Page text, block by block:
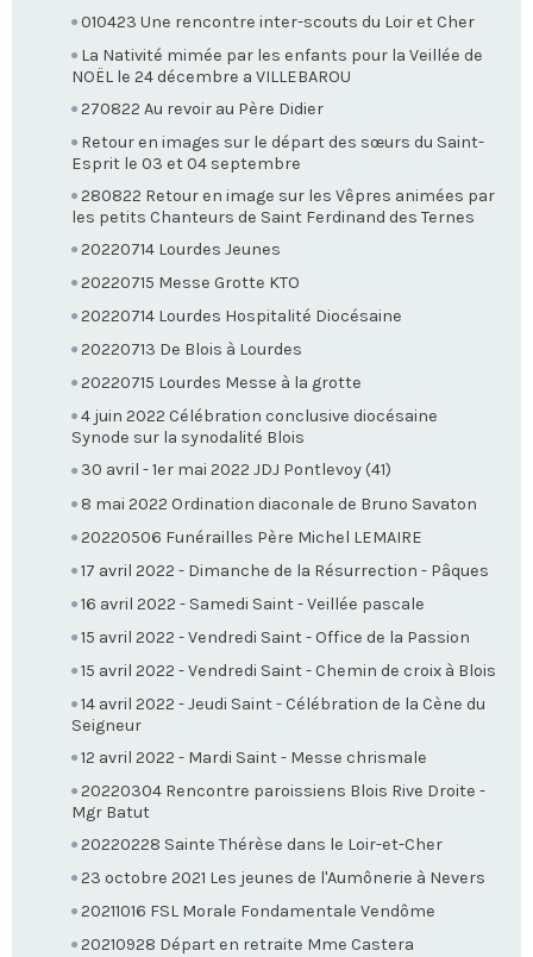
010423 Une rencontre inter-scouts du Loir et Cher
La Nativité mimée par les enfants pour la Veillée de
NOËL le 24 décembre a VILLEBAROU
270822 Au revoir au Père Didier
Retour en images sur le départ des sœurs du Saint-
Esprit le 03 et 04 septembre
280822 Retour en image sur les Vêpres animées par
les petits Chanteurs de Saint Ferdinand des Ternes
20220714 Lourdes Jeunes
20220715 Messe Grotte KTO
20220714 Lourdes Hospitalité Diocésaine
20220713 De Blois à Lourdes
20220715 Lourdes Messe à la grotte
4 juin 2022 Célébration conclusive diocésaine
Synode sur la synodalité Blois
30 avril - 1er mai 2022 JDJ Pontlevoy (41)
8 mai 2022 Ordination diaconale de Bruno Savaton
20220506 Funérailles Père Michel LEMAIRE
17 avril 2022 - Dimanche de la Résurrection - Pâques
16 avril 2022 - Samedi Saint - Veillée pascale
15 avril 2022 - Vendredi Saint - Office de la Passion
15 avril 2022 - Vendredi Saint - Chemin de croix à Blois
14 avril 2022 - Jeudi Saint - Célébration de la Cène du
Seigneur
12 avril 2022 - Mardi Saint - Messe chrismale
20220304 Rencontre paroissiens Blois Rive Droite -
Mgr Batut
20220228 Sainte Thérèse dans le Loir-et-Cher
23 octobre 2021 Les jeunes de l'Aumônerie à Nevers
20211016 FSL Morale Fondamentale Vendôme
20210928 Départ en retraite Mme Castera